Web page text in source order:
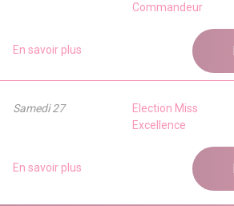
Commandeur
En savoir plus
Samedi 27
Election Miss
Excellence
En savoir plus